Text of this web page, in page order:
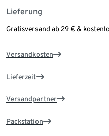
Lieferung
Gratisversand ab 29 € &
Versandkosten
Lieferzeit
Versandpartner
Packstation